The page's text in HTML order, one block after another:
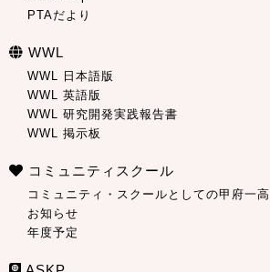
PTAだより
WWL
WWL 日本語版
WWL 英語版
WWL 研究開発実践報告書
WWL 掲示板
コミュニティスクール
コミュニティ・スクールとしての甲府一高
お知らせ
年度予定